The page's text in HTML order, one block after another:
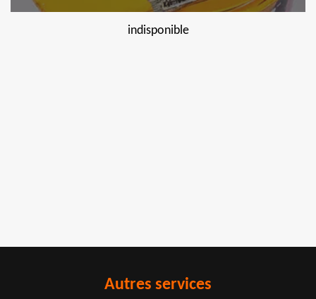
indisponible
Autres services